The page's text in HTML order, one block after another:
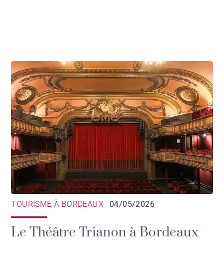
TOURISME À BORDEAUX 04/05/2026
Le Théâtre Trianon à Bordeaux